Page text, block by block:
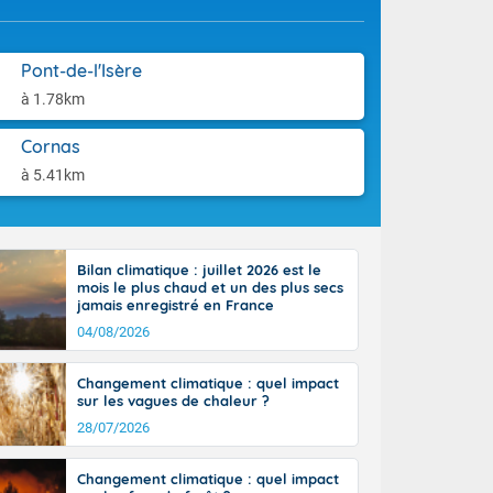
Pont-de-l'Isère
à 1.78km
Cornas
à 5.41km
il fait
30 à 35
Bilan climatique : juillet 2026 est le
mois le plus chaud et un des plus secs
jamais enregistré en France
04/08/2026
Changement climatique : quel impact
sur les vagues de chaleur ?
28/07/2026
Changement climatique : quel impact